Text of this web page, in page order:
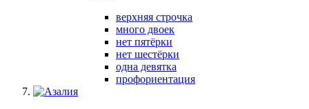
верхняя строчка
много двоек
нет пятёрки
нет шестёрки
одна девятка
профориентация